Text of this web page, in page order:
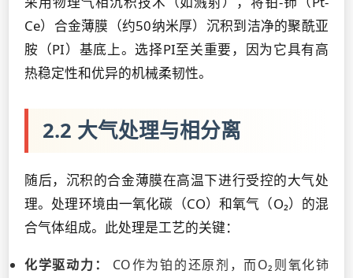
Ce）合金薄膜（约50纳米厚）沉积到洁净的聚酰亚
胺（PI）基底上。选择PI至关重要，因为它具有高
热稳定性和优异的机械柔韧性。
2.2 大气处理与相分离
随后，沉积的合金薄膜在高温下进行受控的大气处
理。处理环境由一氧化碳（CO）和氧气（O₂）的混
合气体组成。此处理是工艺的关键：
化学驱动力：
CO作为铂的还原剂，而O₂则氧化铈